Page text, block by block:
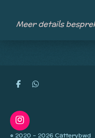
Meer details
D
e
n
D
I
n
© 2020 - 2026 Catterybwd